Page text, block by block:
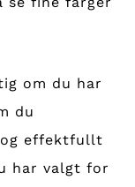
om du har
du
effektfullt
har valgt for